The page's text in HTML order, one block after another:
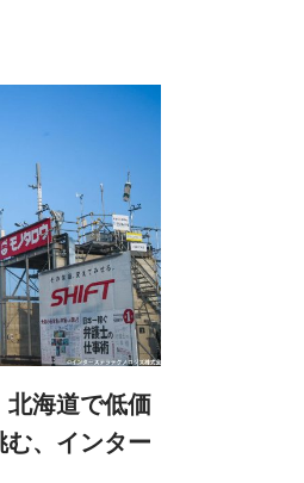
北海道で低価
、インター